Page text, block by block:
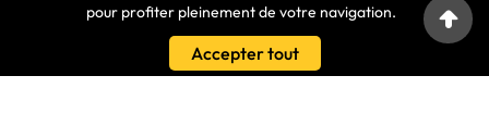
pour profiter pleinement de votre navigation.
Accepter tout

VOTRE COMPTE 